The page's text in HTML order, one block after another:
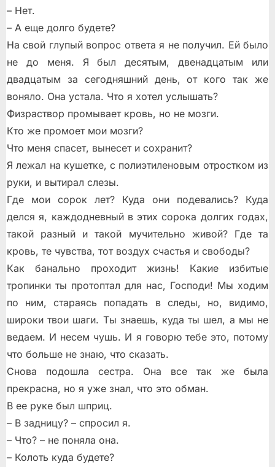
– Нет.
– А еще долго будете?
На свой глупый вопрос ответа я не получил. Ей было
не до меня. Я был десятым, двенадцатым или
двадцатым за сегодняшний день, от кого так же
воняло. Она устала. Что я хотел услышать?
Физраствор промывает кровь, но не мозги.
Кто же промоет мои мозги?
Что меня спасет, вынесет и сохранит?
Я лежал на кушетке, с полиэтиленовым отростком из
руки, и вытирал слезы.
Где мои сорок лет? Куда они подевались? Куда
делся я, каждодневный в этих сорока долгих годах,
такой разный и такой мучительно живой? Где та
кровь, те чувства, тот воздух счастья и свободы?
Как банально проходит жизнь! Какие избитые
тропинки ты протоптал для нас, Господи! Мы ходим
по ним, стараясь попадать в следы, но, видимо,
широки твои шаги. Ты знаешь, куда ты шел, а мы не
ведаем. И несем чушь. И я говорю тебе это, потому
что больше не знаю, что сказать.
Снова подошла сестра. Она все так же была
прекрасна, но я уже знал, что это обман.
В ее руке был шприц.
– В задницу? – спросил я.
– Что? – не поняла она.
– Колоть куда будете?